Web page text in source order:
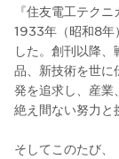
『住友電工テク
1933年（昭和8年
した。創刊以降
品、新技術を世に
発を追求し、産業
絶え間ない努力と
そしてこのたび、